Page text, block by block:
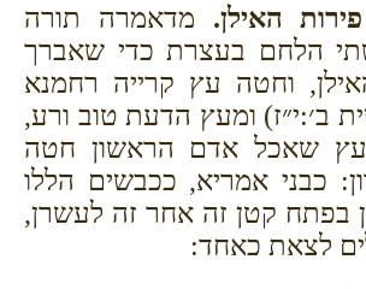
האילן. מדאמרה תורה
הלחם בעצרת כדי שאברך
וחטה עץ קרייה רחמנא
ב׳:י״ז) ומעץ הדעת טוב ורע,
שאכל אדם הראשון חטה
כבני אמריא, ככבשים הללו
בפתח קטן זה אחר זה לעשרן,
לצאת כאחד: